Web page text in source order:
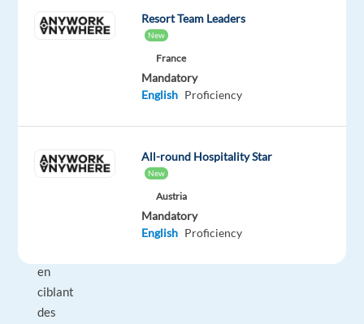
l'expansion
en
une
en
ciblant
des
Resort Team Leaders
New
France
Mandatory
English Proficiency
All-round Hospitality Star
New
Austria
Mandatory
English Proficiency